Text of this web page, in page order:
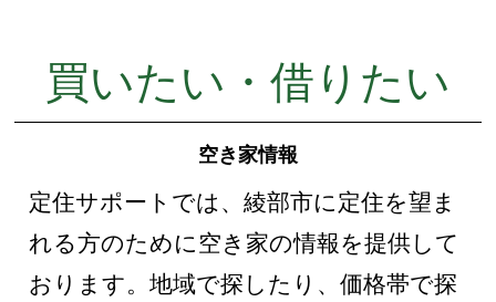
買いたい・借りたい
空き家情報
定住サポートでは、綾部市に定住を望ま
れる方のために空き家の情報を提供して
おります。地域で探したり、価格帯で探